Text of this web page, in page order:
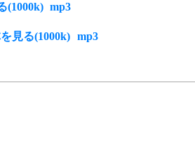
(1000k) mp3
見る(1000k) mp3